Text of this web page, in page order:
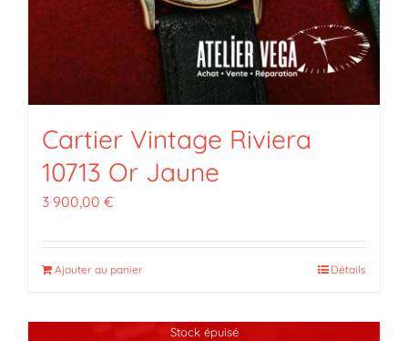
Cartier Vintage Riviera
10713 Or Jaune
3 900,00 €
Ajouter au panier Détails
Stock épuisé